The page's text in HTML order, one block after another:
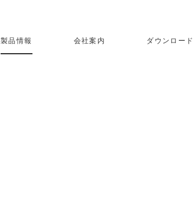
製品情報 会社案内 ダウンロード